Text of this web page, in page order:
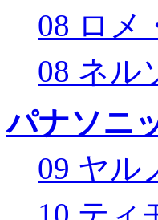
08 ロメ
08 ネル
パナソニ
09 ヤル